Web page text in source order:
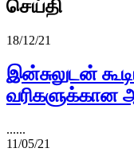
செய்தி
18/12/21
இன்சுலுடன்
வரிகளுக்கான
......
11/05/21